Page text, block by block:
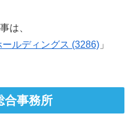
は、
ルディングス (3286) 」
合事務所